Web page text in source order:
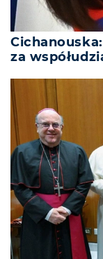
za